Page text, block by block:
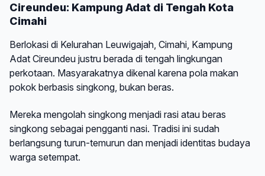
Cireundeu: Kampung Adat di Tengah Kota
Cimahi
Berlokasi di Kelurahan Leuwigajah, Cimahi, Kampung
Adat Cireundeu justru berada di tengah lingkungan
perkotaan. Masyarakatnya dikenal karena pola makan
pokok berbasis singkong, bukan beras.
Mereka mengolah singkong menjadi rasi atau beras
singkong sebagai pengganti nasi. Tradisi ini sudah
berlangsung turun-temurun dan menjadi identitas budaya
warga setempat.